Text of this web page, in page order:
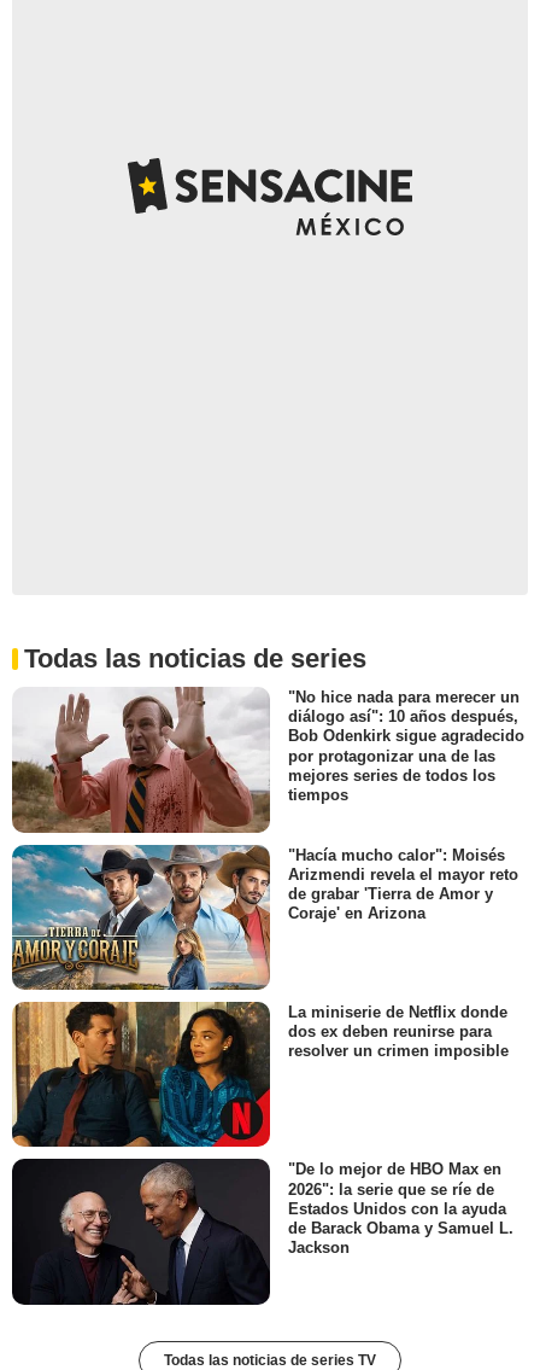
Todas las noticias de series
"No hice nada para merecer un
diálogo así": 10 años después,
Bob Odenkirk sigue agradecido
por protagonizar una de las
mejores series de todos los
tiempos
"Hacía mucho calor": Moisés
Arizmendi revela el mayor reto
de grabar 'Tierra de Amor y
Coraje' en Arizona
La miniserie de Netflix donde
dos ex deben reunirse para
resolver un crimen imposible
"De lo mejor de HBO Max en
2026": la serie que se ríe de
Estados Unidos con la ayuda
de Barack Obama y Samuel L.
Jackson
Todas las noticias de series TV